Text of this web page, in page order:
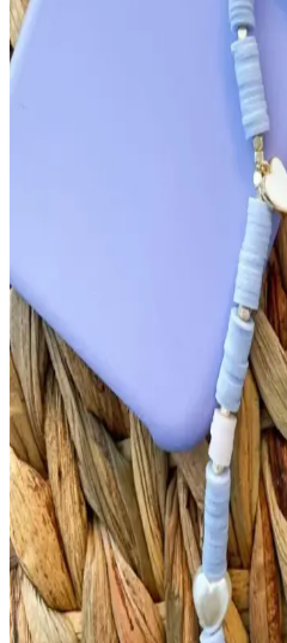
Hafif lila tonlarda ve kalpli motiflerle
kolyeler, kişisel tarzı yansıtan şık ve
Yaratıcı tasarımlarla duygusal ve
Fimo Kalpli Kolye: Şıklık
Modern Takı Seçenekleri
Fimo kalpli kolyeler, çeşitli tasarım
tarzı ön plana çıkarır, hafif ve
kullanımlar için ideal bir takı
Fimo Kolye Tasarımı ve
Hakkında Detaylı Bilgi
Fimo kolyeler, canlı renkler ve
yansıtan şık aksesuarlar olup,
dünyasında önemli yer tutar.
Canlı Renklerde Şık Fimo
Estetik Özellikleri
Fimo kolyeler, canlı renkleri ve
yapımı ve kişiselleştirilebilir
tercih edilen şık takılar.
Kalpli Fimo Kolye
Seçenekleri